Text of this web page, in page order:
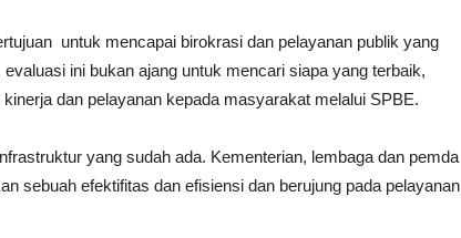
untuk mencapai birokrasi dan pelayanan publik yang
ini bukan ajang untuk mencari siapa yang terbaik,
dan pelayanan kepada masyarakat melalui SPBE.
yang sudah ada. Kementerian, lembaga dan pemda
sebuah efektifitas dan efisiensi dan berujung pada pelayanan